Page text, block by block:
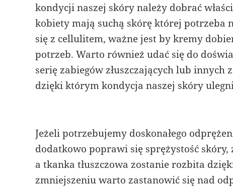
kondycji naszej skóry należy dobrać
kobiety mają suchą skórę której potrzeba
się z cellulitem, ważne jest by kremy
potrzeb. Warto również udać się do
serię zabiegów złuszczających lub innych
dzięki którym kondycja naszej skóry
Jeżeli potrzebujemy doskonałego
dodatkowo poprawi się sprężystość skóry,
a tkanka tłuszczowa zostanie rozbita
zmniejszeniu warto zastanowić się nad